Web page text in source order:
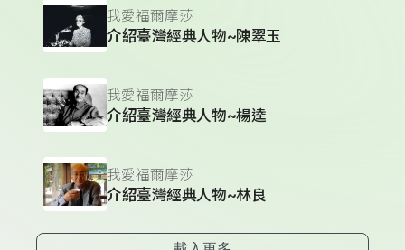
我愛福爾摩莎
介紹臺灣經典人物~陳翠玉
我愛福爾摩莎
介紹臺灣經典人物~楊逵
我愛福爾摩莎
介紹臺灣經典人物~林良